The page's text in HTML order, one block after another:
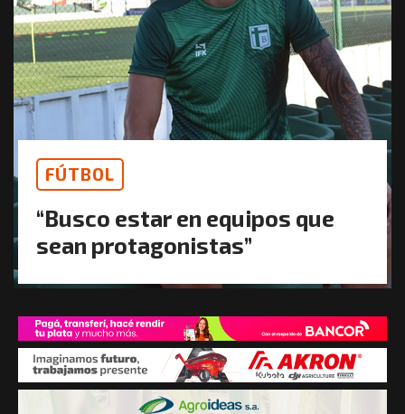
FÚTBOL
“Busco estar en equipos que
sean protagonistas”